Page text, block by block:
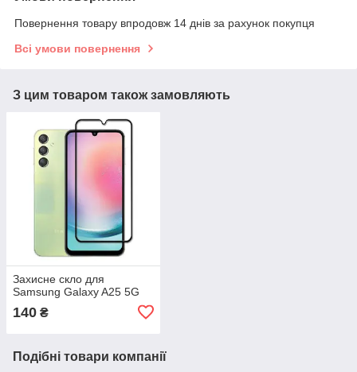
Повернення товару впродовж 14 днів за рахунок покупця
Всі умови повернення
З цим товаром також замовляють
Захисне скло для
Samsung Galaxy A25 5G
140 ₴
Подібні товари компанії